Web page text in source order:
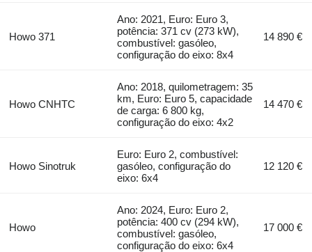
Howo 371
Ano: 2021, Euro: Euro 3,
potência: 371 cv (273 kW),
combustível: gasóleo,
configuração do eixo: 8x4
14 890 €
Howo CNHTC
Ano: 2018, quilometragem: 35
km, Euro: Euro 5, capacidade
de carga: 6 800 kg,
configuração do eixo: 4x2
14 470 €
Howo Sinotruk
Euro: Euro 2, combustível:
gasóleo, configuração do
eixo: 6x4
12 120 €
Howo
Ano: 2024, Euro: Euro 2,
potência: 400 cv (294 kW),
combustível: gasóleo,
configuração do eixo: 6x4
17 000 €